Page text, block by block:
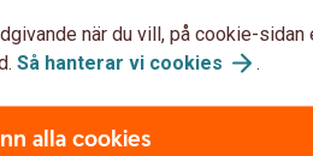
när du vill, på cookie-sidan
Så hanterar vi cookies .
alla cookies